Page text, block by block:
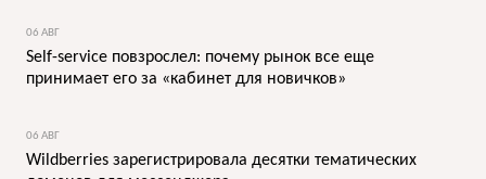
06 АВГ
Self-service повзрослел: почему рынок все еще
принимает его за «кабинет для новичков»
06 АВГ
Wildberries зарегистрировала десятки тематических